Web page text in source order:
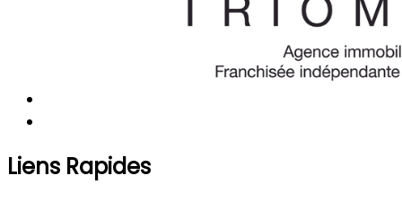
Liens Rapides